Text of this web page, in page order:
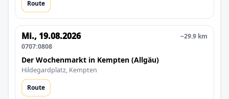
Route
Mi., 19.08.2026
0707:0808
~29.9 km
Der Wochenmarkt in Kempten (Allgäu)
Hildegardplatz, Kempten
Route